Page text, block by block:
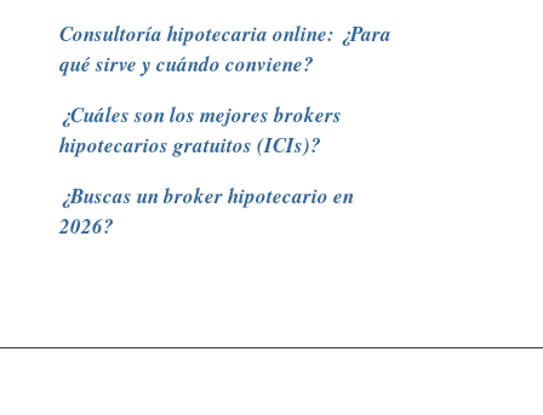
Consultoría hipotecaria online: ¿Para
qué sirve y cuándo conviene?
¿Cuáles son los mejores brokers
hipotecarios gratuitos (ICIs)?
¿Buscas un broker hipotecario en
2026?